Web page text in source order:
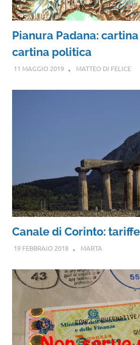
Pianura Padana:
cartina politica
11 MAGGIO 2019 MATTEO DI FELICE
Canale di Corinto:
19 FEBBRAIO 2018 MARTA